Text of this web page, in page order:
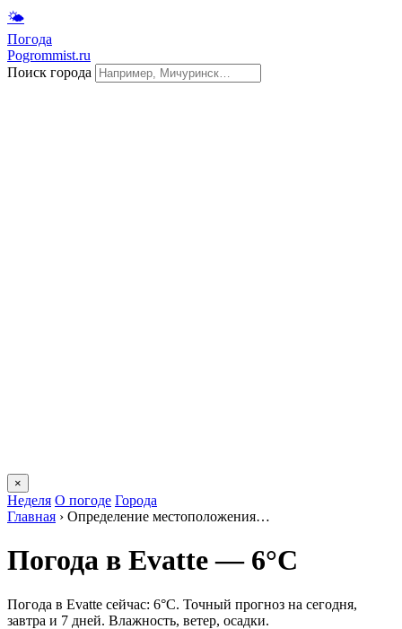
🌤
Погода
Pogrommist.ru
Поиск города
×
Неделя О погоде Города
Главная › Определение местоположения…
Погода в Evattе — 6°C
Погода в Evattе сейчас: 6°C. Точный прогноз на сегодня,
завтра и 7 дней. Влажность, ветер, осадки.